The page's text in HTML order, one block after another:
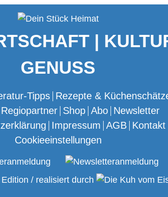
|
GENUSS
Tipps Rezepte &
Regiopartner Shop Abo Newsletter
Impressum AGB Kontakt
Cookieeinstellungen
/ realisiert durch